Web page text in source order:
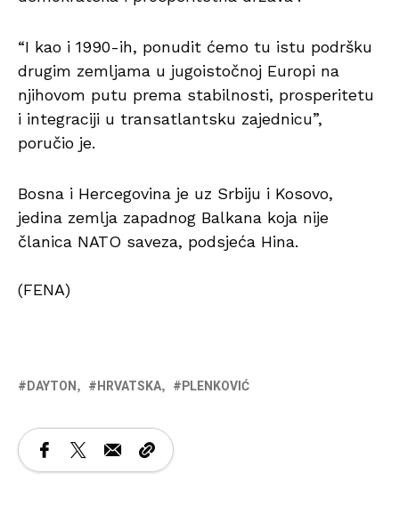
“I kao i 1990-ih, ponudit ćemo tu istu podršku
drugim zemljama u jugoistočnoj Europi na
njihovom putu prema stabilnosti, prosperitetu
i integraciji u transatlantsku zajednicu”,
poručio je.
Bosna i Hercegovina je uz Srbiju i Kosovo,
jedina zemlja zapadnog Balkana koja nije
članica NATO saveza, podsjeća Hina.
(FENA)
DAYTON HRVATSKA PLENKOVIĆ